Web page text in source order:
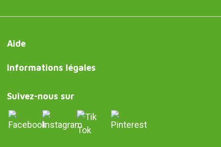
Aide
Informations légales
Suivez-nous sur